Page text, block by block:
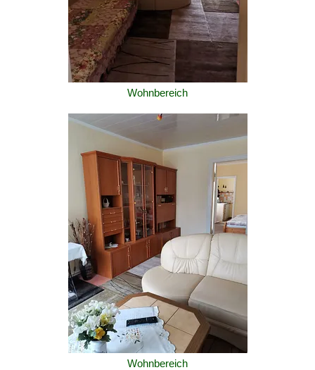
Wohnbereich
Wohnbereich